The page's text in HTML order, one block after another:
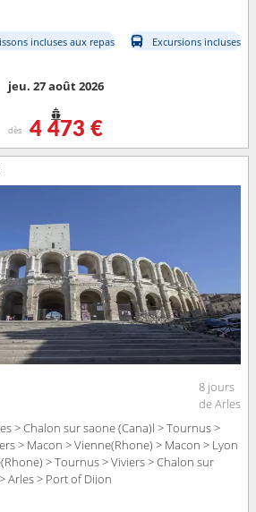
incluses aux repas
Excursions incluses
jeu. 27 août 2026
dès 4 473 €
8 jours
de Arles
> Chalon sur saone (Cana)l > Tournus >
> Macon > Vienne(Rhone) > Macon > Lyon
> Tournus > Viviers > Chalon sur
Arles > Port of Dijon